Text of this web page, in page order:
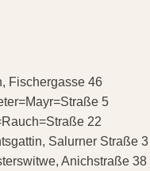
Fischergasse 46
5
22
Salurner Straße 3
Anichstraße 38